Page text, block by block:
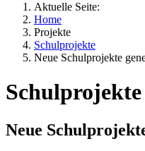
Aktuelle Seite:
Home
Projekte
Schulprojekte
Neue Schulprojekte
Schulprojekte
Neue